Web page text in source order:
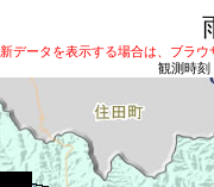
データを表示する場合は、ブラ
観測時刻